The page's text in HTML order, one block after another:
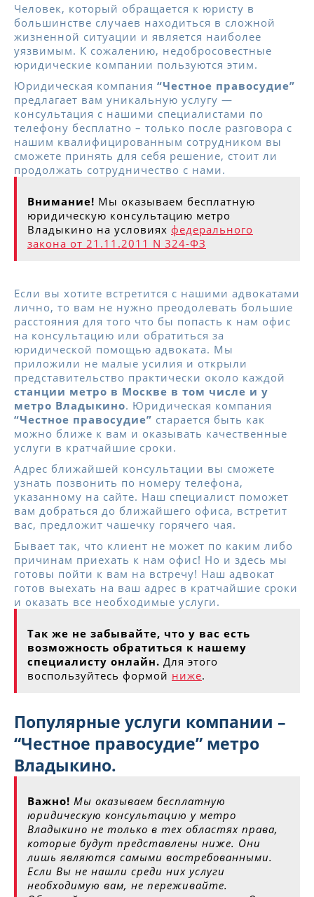
Человек, который обращается к юристу в
большинстве случаев находиться в сложной
жизненной ситуации и является наиболее
уязвимым. К сожалению, недобросовестные
юридические компании пользуются этим.
Юридическая компания “Честное правосудие”
предлагает вам уникальную услугу —
консультация с нашими специалистами по
телефону бесплатно – только после разговора с
нашим квалифицированным сотрудником вы
сможете принять для себя решение, стоит ли
продолжать сотрудничество с нами.
Внимание! Мы оказываем бесплатную
юридическую консультацию метро
Владыкино на условиях федерального
закона от 21.11.2011 N 324-ФЗ
Если вы хотите встретится с нашими адвокатами
лично, то вам не нужно преодолевать большие
расстояния для того что бы попасть к нам офис
на консультацию или обратиться за
юридической помощью адвоката. Мы
приложили не малые усилия и открыли
представительство практически около каждой
станции метро в Москве в том числе и у
метро Владыкино. Юридическая компания
“Честное правосудие” старается быть как
можно ближе к вам и оказывать качественные
услуги в кратчайшие сроки.
Адрес ближайшей консультации вы сможете
узнать позвонить по номеру телефона,
указанному на сайте. Наш специалист поможет
вам добраться до ближайшего офиса, встретит
вас, предложит чашечку горячего чая.
Бывает так, что клиент не может по каким либо
причинам приехать к нам офис! Но и здесь мы
готовы пойти к вам на встречу! Наш адвокат
готов выехать на ваш адрес в кратчайшие сроки
и оказать все необходимые услуги.
Так же не забывайте, что у вас есть
возможность обратиться к нашему
специалисту онлайн. Для этого
воспользуйтесь формой ниже.
Популярные услуги компании –
“Честное правосудие” метро
Владыкино.
Важно! Мы оказываем бесплатную
юридическую консультацию у метро
Владыкино не только в тех областях права,
которые будут представлены ниже. Они
лишь являются самыми востребованными.
Если Вы не нашли среди них услуги
необходимую вам, не переживайте.